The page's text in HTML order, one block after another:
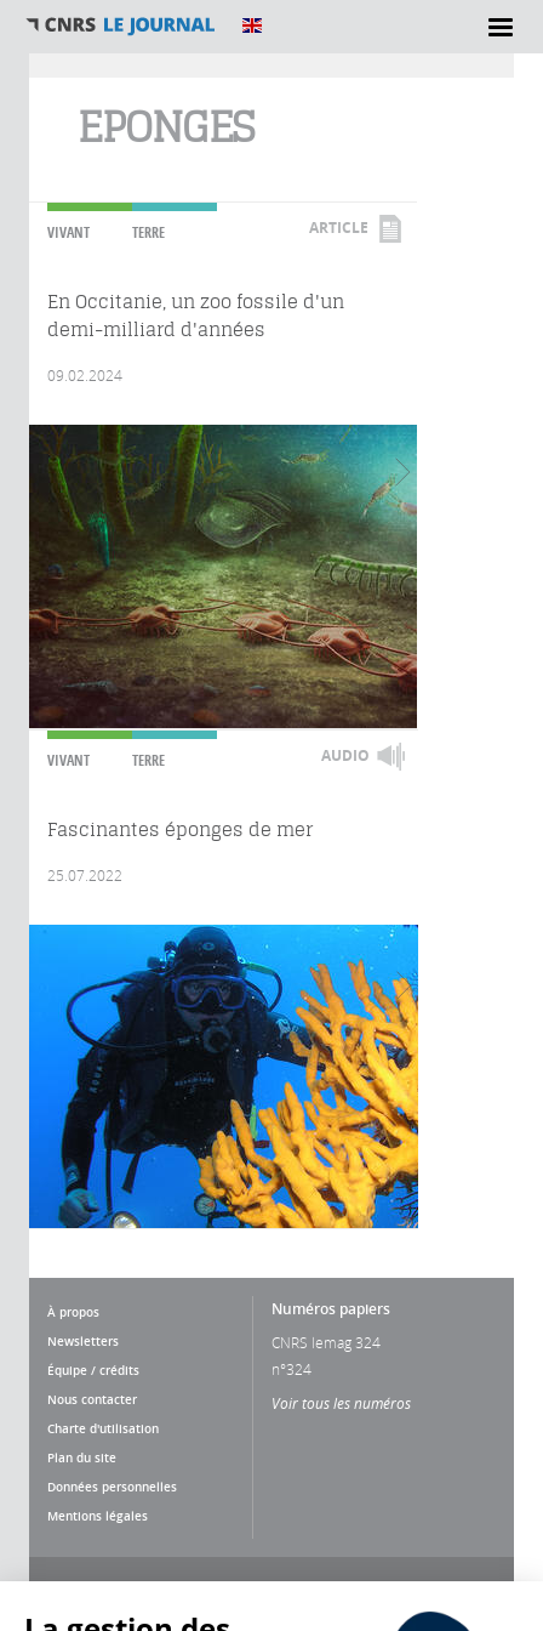
EPONGES
VIVANT TERRE ARTICLE
En Occitanie, un zoo fossile d'un
demi-milliard d'années
09.02.2024
VIVANT TERRE AUDIO
Fascinantes éponges de mer
25.07.2022
À propos
Newsletters
Équipe / crédits
Nous contacter
Charte d'utilisation
Plan du site
Données personnelles
Mentions légales
Numéros papiers
CNRS lemag 324
n°324
Voir tous les numéros